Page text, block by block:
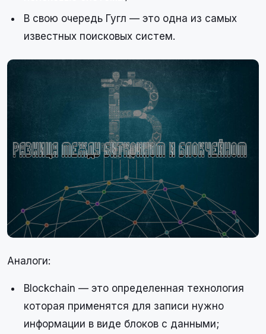
В свою очередь Гугл — это одна из самых
известных поисковых систем.
Аналоги:
Blockchain — это определенная технология
которая применятся для записи нужно
информации в виде блоков с данными;